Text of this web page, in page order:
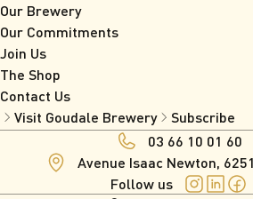
Our Brewery
Our Commitments
Join Us
The Shop
Contact Us
Visit Goudale Brewery
Subscribe
03 66 10 01 60
Avenue Isaac Newton,
Follow us